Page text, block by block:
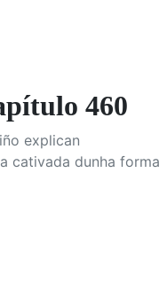
460
explican
cativada dunha forma